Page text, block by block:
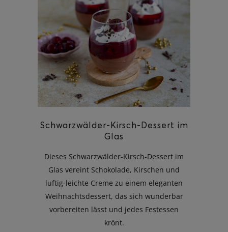
Eis am Stil
Schwarzwälder-Kirsch-Dessert im
Glas
Dieses Schwarzwälder-Kirsch-Dessert im
Glas vereint Schokolade, Kirschen und
luftig-leichte Creme zu einem eleganten
Weihnachtsdessert, das sich wunderbar
vorbereiten lässt und jedes Festessen
krönt.